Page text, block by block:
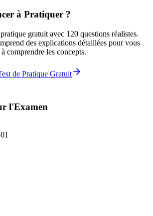
à Pratiquer ?
gratuit avec 120 questions réalistes.
des explications détaillées pour vous
comprendre les concepts.
de Pratique Gratuit
l'Examen